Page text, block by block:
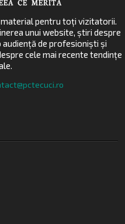
material pentru toți vizitatorii.
unui website, știri despre
de profesioniști și
cele mai recente tendințe